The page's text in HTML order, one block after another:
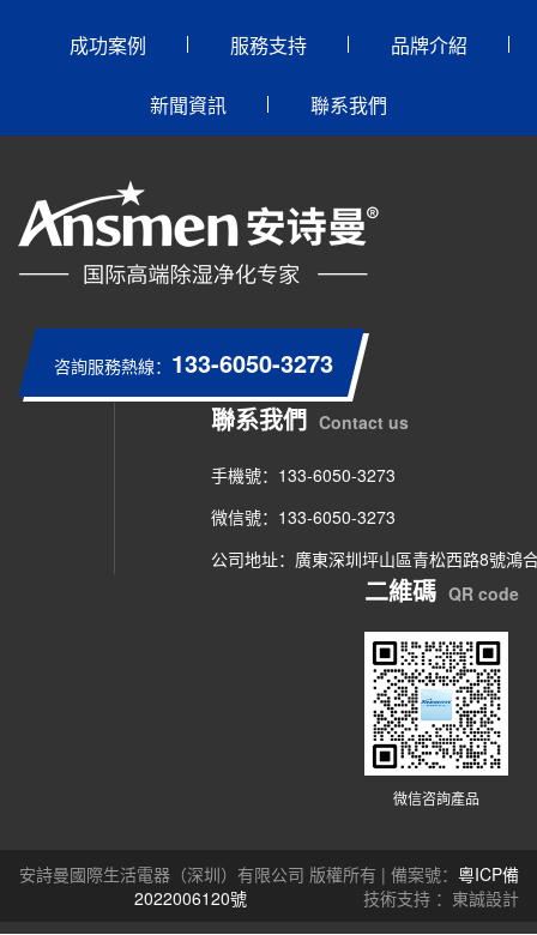
成功案例 服務支持 品牌介紹
新聞資訊 聯系我們
咨詢服務熱線： 133-6050-3273
聯系我們 Contact us
手機號：133-6050-3273
微信號：133-6050-3273
公司地址：廣東深圳坪山區青松西路8號鴻
二維碼 QR code
微信咨詢產品
安詩曼國際生活電器（深圳）有限公司 版權所有 | 備案號： 粵ICP備
2022006120號
技術支持 ：東誠設計